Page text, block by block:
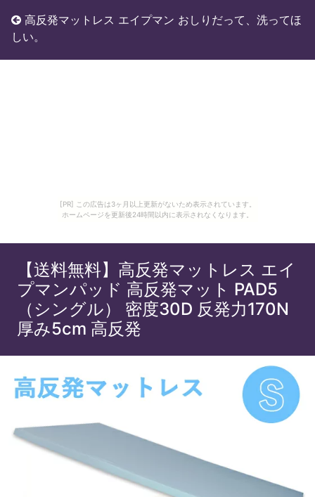
[PR] この広告は3ヶ月以上更新がないため表示されています。
ホームページを更新後24時間以内に表示されなくなります。
高反発マットレス エイプマン おしりだって、洗ってほ
しい。
【送料無料】高反発マットレス エイ
プマンパッド 高反発マット PAD5
（シングル） 密度30D 反発力170N
厚み5cm 高反発